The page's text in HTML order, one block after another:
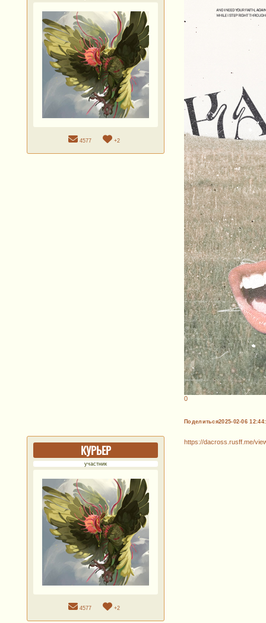
4577 +2
0
Поделиться2025-02-06
КУРЬЕР
участник
4577 +2
https://dacross.rusff.me/